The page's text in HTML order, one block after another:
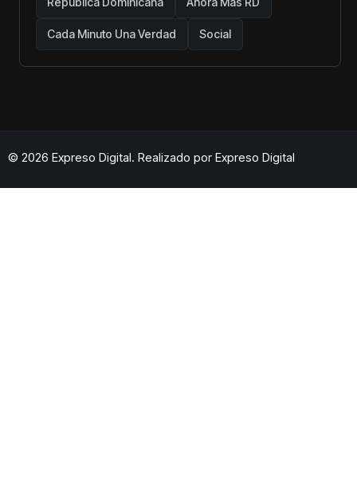
Cada Minuto Una Verdad Social
© 2026 Expreso Digital. Realizado por Expreso Digital